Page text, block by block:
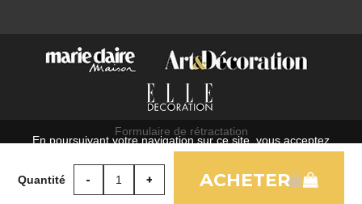
Quantité
Formulaire de rétractation
C.G.V.
Mentions légales
En poursuivant votre navigation sur ce site, vous acceptez